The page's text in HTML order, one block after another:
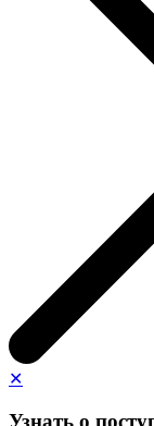
✕
Узнать о